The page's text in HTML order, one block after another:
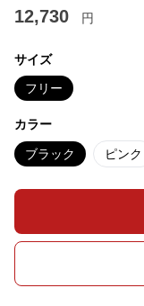
12,730 円
サイズ
フリー
カラー
ブラック ピンク